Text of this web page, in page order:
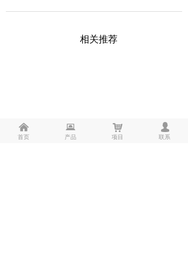
相关推荐
낀
首页
뀵
产品
낙
项目
넙
联系